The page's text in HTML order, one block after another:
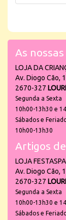
As
LOJA DA
Av. Diogo Cão,
2670-327
Segunda a Sexta
10h00-13h30 e
Sábados e
10h00-13h30
Artigos
LOJA
Av. Diogo Cão,
2670-327
Segunda a Sexta
10h00-13h30 e
Sábados e